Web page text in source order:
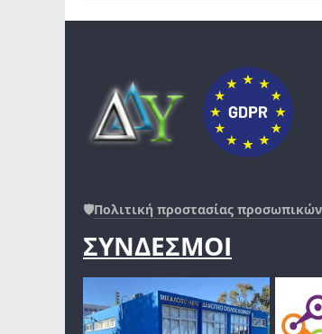
🛡️Πολιτική προστασίας
ΣΥΝΔΕΣΜΟΙ